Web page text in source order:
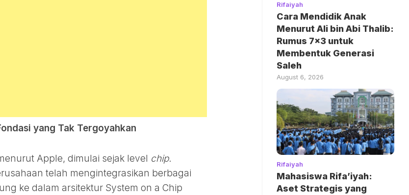
yang Tak Tergoyahkan
Apple, dimulai sejak level chip.
telah mengintegrasikan berbagai
ke dalam arsitektur System on a Chip
Rifaiyah
Cara Mendidik Anak
Menurut Ali bin Abi Thalib:
Rumus 7×3 untuk
Membentuk Generasi
Saleh
August 6, 2026
Rifaiyah
Mahasiswa Rifa’iyah:
Aset Strategis yang